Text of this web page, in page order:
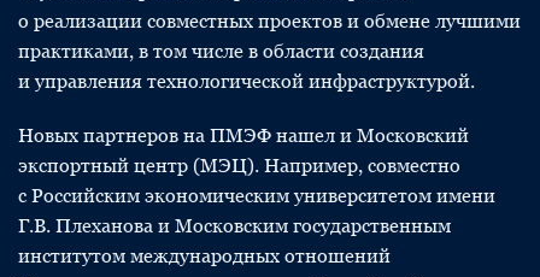
о реализации совместных проектов и обмене лучшими
практиками, в том числе в области создания
и управления технологической инфраструктурой.
Новых партнеров на ПМЭФ нашел и Московский
экспортный центр (МЭЦ). Например, совместно
с Российским экономическим университетом имени
Г.В. Плеханова и Московским государственным
институтом международных отношений